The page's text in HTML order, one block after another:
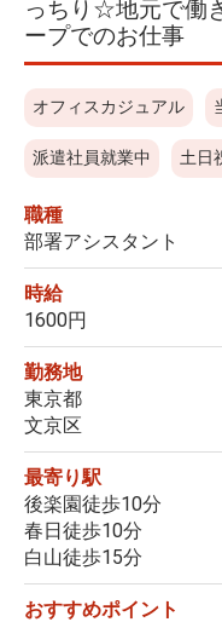
っちり☆地元で働
ープでのお仕事
オフィスカジュアル
派遣社員就業中 土日
職種
部署アシスタント
時給
1600円
勤務地
東京都
文京区
最寄り駅
後楽園徒歩10分
春日徒歩10分
白山徒歩15分
おすすめポイント